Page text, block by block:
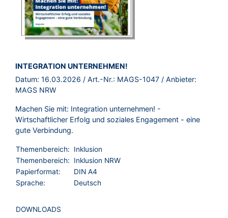
BROSCHÜRE:
INTEGRATION UNTERNEHMEN!
Datum: 16.03.2026 / Art.-Nr.: MAGS-1047 / Anbieter:
MAGS NRW
Machen Sie mit: Integration unternehmen! -
Wirtschaftlicher Erfolg und soziales Engagement - eine
gute Verbindung.
Themenbereich:
Inklusion
Themenbereich:
Inklusion NRW
Papierformat:
DIN A4
Sprache:
Deutsch
DOWNLOADS